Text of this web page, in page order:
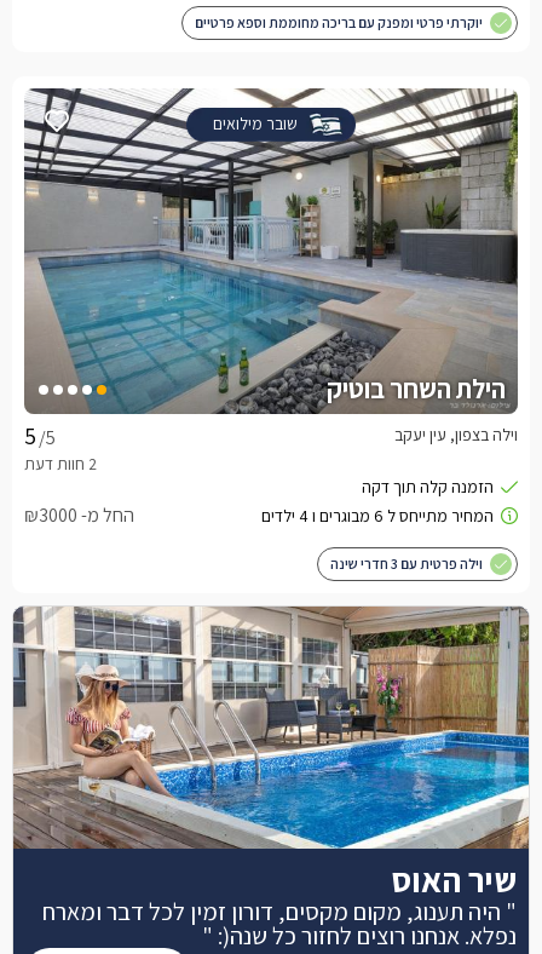
יוקרתי פרטי ומפנק עם בריכה מחוממת וספא פרטיים
שובר מילואים
הילת השחר בוטיק
/5 וילה בצפון, עין יעקב
החל מ- ₪3000
וילה פרטית עם 3 חדרי שינה
שיר האוס
" היה תענוג, מקום מקסים, דורון זמין לכל דבר ומארח
נפלא. אנחנו רוצים לחזור כל שנה(: "